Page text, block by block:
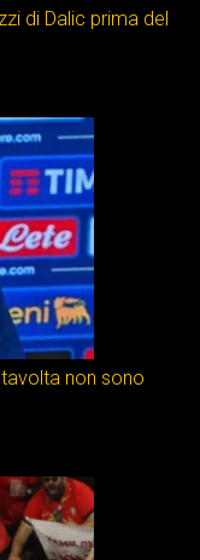
di Dalic prima del
non sono